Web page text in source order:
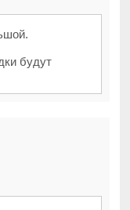
будут